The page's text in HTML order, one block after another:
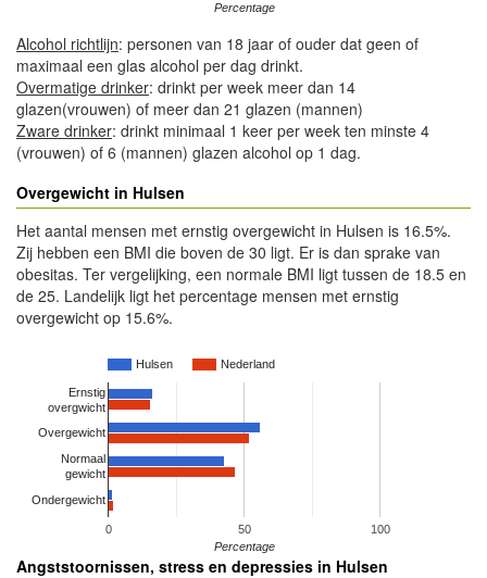
Percentage
Alcohol richtlijn: personen van 18 jaar of ouder dat geen of
maximaal een glas alcohol per dag drinkt.
Overmatige drinker: drinkt per week meer dan 14
glazen(vrouwen) of meer dan 21 glazen (mannen)
Zware drinker: drinkt minimaal 1 keer per week ten minste 4
(vrouwen) of 6 (mannen) glazen alcohol op 1 dag.
Overgewicht in Hulsen
Het aantal mensen met ernstig overgewicht in Hulsen is 16.5%.
Zij hebben een BMI die boven de 30 ligt. Er is dan sprake van
obesitas. Ter vergelijking, een normale BMI ligt tussen de 18.5 en
de 25. Landelijk ligt het percentage mensen met ernstig
overgewicht op 15.6%.
Hulsen Nederland
0 50 100
Ernstig
overgwicht
Overgewicht
Normaal
gewicht
Ondergewicht
Percentage
Angststoornissen, stress en depressies in Hulsen